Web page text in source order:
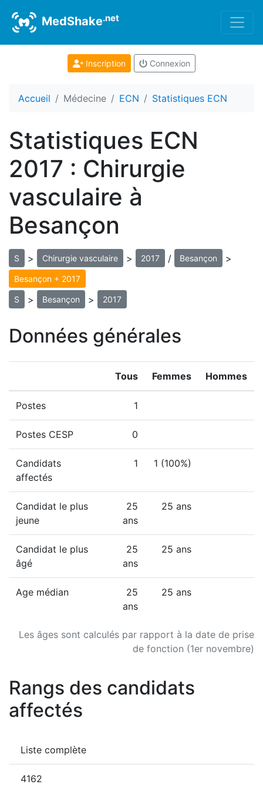
MedShake.net
Inscription Connexion
Accueil Médecine ECN Statistiques ECN
Statistiques ECN
2017 : Chirurgie
vasculaire à
Besançon
S > Chirurgie vasculaire > 2017 / Besançon >
Besançon + 2017
S > Besançon > 2017
Données générales
Les âges sont calculés par rapport à la date de prise
de fonction (1er novembre)
Tous Femmes Hommes
Postes 1
Postes CESP 0
Candidats
affectés
1 1 (100%)
Candidat le plus
jeune
25
ans
25 ans
Candidat le plus
âgé
25
ans
25 ans
Age médian
25
ans
25 ans
Rangs des candidats
affectés
Liste complète
4162